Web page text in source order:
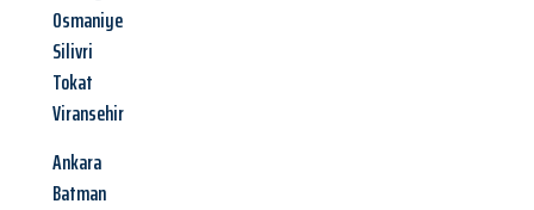
Osmaniye
Silivri
Tokat
Viransehir
Ankara
Batman